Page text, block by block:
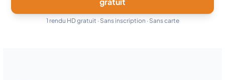
1 rendu HD gratuit · Sans inscription · Sans carte